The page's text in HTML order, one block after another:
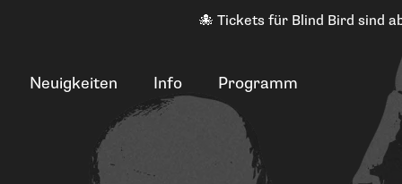
🐙 Tickets für Blind Bird sind
Neuigkeiten Info Programm